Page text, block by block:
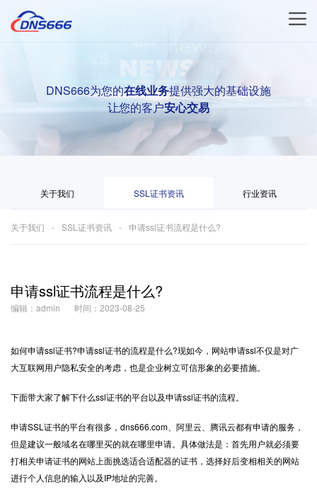
DNS666为您的在线业务提供强大的基础设施
让您的客户安心交易
关于我们 SSL证书资讯 行业资讯
关于我们 SSL证书资讯 申请ssl证书流程是什么?
申请ssl证书流程是什么?
编辑：admin 时间：2023-08-25
如何申请ssl证书?申请ssl证书的流程是什么?现如今，网站申请ssl不仅是对广
大互联网用户隐私安全的考虑，也是企业树立可信形象的必要措施。
下面带大家了解下什么ssl证书的平台以及申请ssl证书的流程。
申请SSL证书的平台有很多，dns666.com、阿里云、腾讯云都有申请的服务，
但是建议一般域名在哪里买的就在哪里申请。具体做法是：首先用户就必须要
打相关申请证书的网站上面挑选适合适配器的证书，选择好后变相相关的网站
进行个人信息的输入以及IP地址的完善。